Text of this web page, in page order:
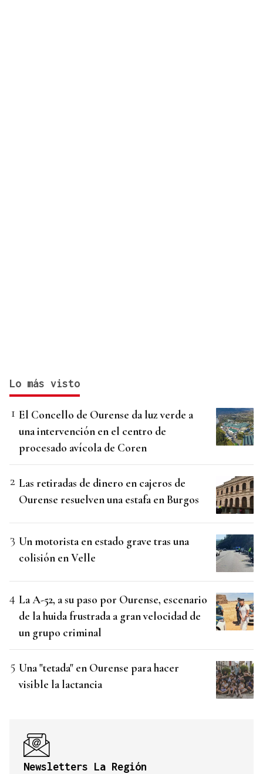
Lo más visto
El Concello de Ourense da luz verde a
una intervención en el centro de
procesado avícola de Coren
Las retiradas de dinero en cajeros de
Ourense resuelven una estafa en Burgos
Un motorista en estado grave tras una
colisión en Velle
La A-52, a su paso por Ourense, escenario
de la huida frustrada a gran velocidad de
un grupo criminal
Una "tetada" en Ourense para hacer
visible la lactancia
Newsletters La Región